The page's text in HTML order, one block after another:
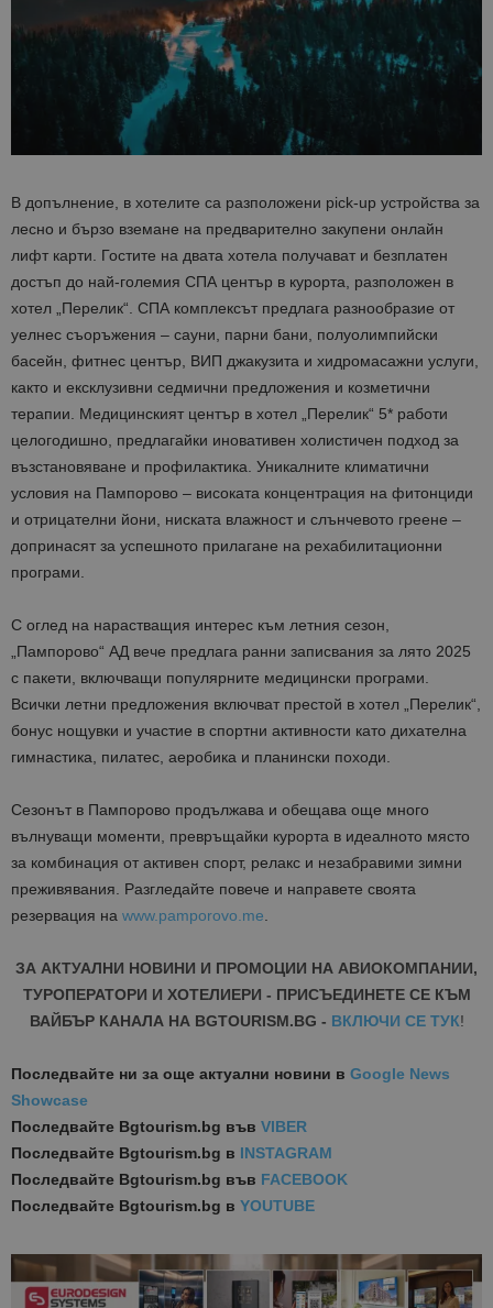
В допълнение, в хотелите са разположени pick-up устройства за
лесно и бързо вземане на предварително закупени онлайн
лифт карти. Гостите на двата хотела получават и безплатен
достъп до най-големия СПА център в курорта, разположен в
хотел „Перелик“. СПА комплексът предлага разнообразие от
уелнес съоръжения – сауни, парни бани, полуолимпийски
басейн, фитнес център, ВИП джакузита и хидромасажни услуги,
както и ексклузивни седмични предложения и козметични
терапии. Медицинският център в хотел „Перелик“ 5* работи
целогодишно, предлагайки иновативен холистичен подход за
възстановяване и профилактика. Уникалните климатични
условия на Пампорово – високата концентрация на фитонциди
и отрицателни йони, ниската влажност и слънчевото греене –
допринасят за успешното прилагане на рехабилитационни
програми.
С оглед на нарастващия интерес към летния сезон,
„Пампорово“ АД вече предлага ранни записвания за лято 2025
с пакети, включващи популярните медицински програми.
Всички летни предложения включват престой в хотел „Перелик“,
бонус нощувки и участие в спортни активности като дихателна
гимнастика, пилатес, аеробика и планински походи.
Сезонът в Пампорово продължава и обещава още много
вълнуващи моменти, превръщайки курорта в идеалното място
за комбинация от активен спорт, релакс и незабравими зимни
преживявания. Разгледайте повече и направете своята
резервация на www.pamporovo.me
ЗА АКТУАЛНИ НОВИНИ И ПРОМОЦИИ НА АВИОКОМПАНИИ,
ТУРОПЕРАТОРИ И ХОТЕЛИЕРИ - ПРИСЪЕДИНЕТЕ СЕ КЪМ
ВАЙБЪР КАНАЛА НА BGTOURISM.BG - ВКЛЮЧИ СЕ ТУК!
Последвайте ни за още актуални новини в Google News
Showcase
Последвайте Bgtourism.bg във VIBER
Последвайте Bgtourism.bg в INSTAGRAM
Последвайте Bgtourism.bg във FACEBOOK
Последвайте Bgtourism.bg в YOUTUBE